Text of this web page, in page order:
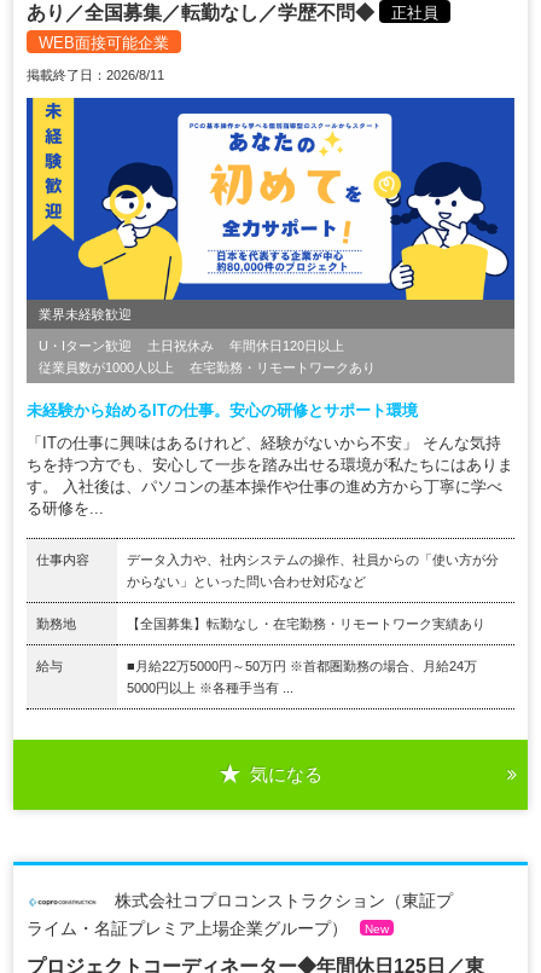
あり／全国募集／転勤なし／学歴不問◆
正社員
WEB面接可能企業
掲載終了日：2026/8/11
業界未経験歓迎
U・Iターン歓迎 土日祝休み
年間休日120日以上
従業員数が1000人以上
在宅勤務・リモートワークあり
未経験から始めるITの仕事。安心の研修とサポート環境
「ITの仕事に興味はあるけれど、経験がないから不安」 そんな気持
ちを持つ方でも、安心して一歩を踏み出せる環境が私たちにはありま
す。 入社後は、パソコンの基本操作や仕事の進め方から丁寧に学べ
る研修を...
仕事内容
データ入力や、社内システムの操作、社員からの「使い方が分
からない」といった問い合わせ対応など
勤務地 【全国募集】転勤なし・在宅勤務・リモートワーク実績あり
給与
■月給22万5000円～50万円 ※首都圏勤務の場合、月給24万
5000円以上 ※各種手当有 ...
気になる
株式会社コプロコンストラクション（東証プ
ライム・名証プレミア上場企業グループ）
New
プロジェクトコーディネーター◆年間休日125日／東